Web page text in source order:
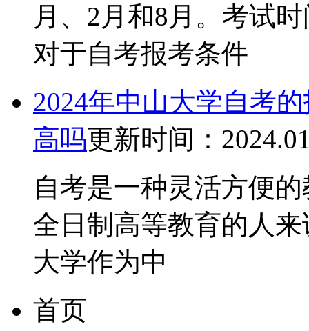
月、2月和8月。考试
对于自考报考条件
2024年中山大学自考
高吗更新时间：
自考是一种灵活方便
全日制高等教育的人
大学作为中
首页